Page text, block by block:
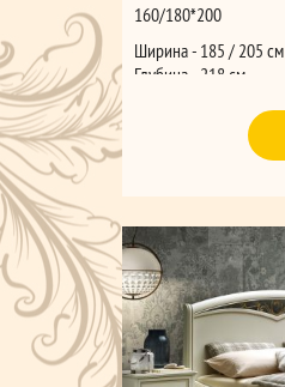
160/180*200
Ширина - 185 / 205 см
Глубина - 218 см